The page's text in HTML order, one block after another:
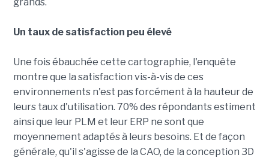
Un taux de satisfaction peu élevé
Une fois ébauchée cette cartographie, l'enquête
montre que la satisfaction vis-à-vis de ces
environnements n'est pas forcément à la hauteur de
leurs taux d'utilisation. 70% des répondants estiment
ainsi que leur PLM et leur ERP ne sont que
moyennement adaptés à leurs besoins. Et de façon
générale, qu'il s'agisse de la CAO, de la conception 3D